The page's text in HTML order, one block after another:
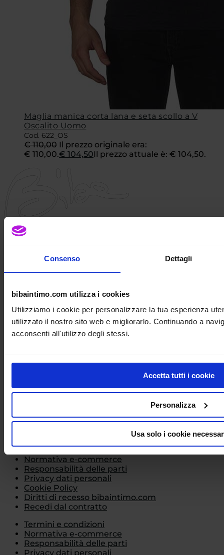
Consenso Dettagli
bibaintimo.com utilizza i cookies
Utilizziamo i cookie per personalizzare la tua esperienza
utilizzato il nostro sito web e migliorarlo. Continuando a
acconsenti all'utilizzo degli stessi.
Accetta tutti i cookie
Personalizza
Usa solo i cookie
Maglia manica corta lana e seta scollo a V
Oscalito Uomo
Cod. 622_OS
€110,00 Il prezzo originale era:
€ 110,00.€ 104,50Il prezzo attuale è: € 104,50.
E-mail: info@bibaintimo.com
Facebook
Informazioni
Intimo e Prodotti
Intimo benessere e cura prodotti
Decreti norme pagamenti spedizioni
Tutto sulle taglie di reggiseni i body
Intimo benessere e cura prodotti
Decreti norme pagamenti spedizioni
Normativa e-commerce
Responsabilità delle parti
Privacy dati personali
Cookie Policy
Diritti di recesso bibaintimo.com
Recedi dal contratto
Termini e condizioni
Normativa e-commerce
Responsabilità delle parti
Privacy dati personali